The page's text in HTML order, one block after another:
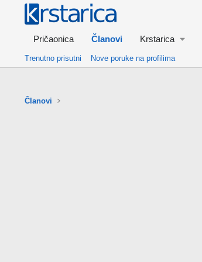
Pričaonica Članovi Krstarica
Trenutno prisutni Nove poruke na profilima
Članovi